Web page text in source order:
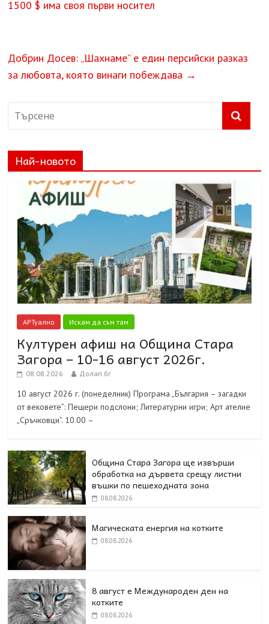
1500 $ има своя първи носител
Добрин Досев: „Шахнаме” е един персийски разказ
за любовта, която винаги побеждава →
Най-новото
АРТуално Искам да съм там
Културен афиш на Община Стара
Загора – 10-16 август 2026г.
08.08.2026 Долап.бг
10 август 2026 г. (понеделник) Програма „България – загадки
от вековете”: Пещери подслони; Литературни игри; Арт ателие
„Сръчковци”. 10.00 –
Община Стара Загора ще извърши
обработка на дървета срещу листни
въшки по пешеходната зона
08.08.2026
Магическата енергия на котките
08.08.2026
8 август е Международен ден на
котките
08.08.2026